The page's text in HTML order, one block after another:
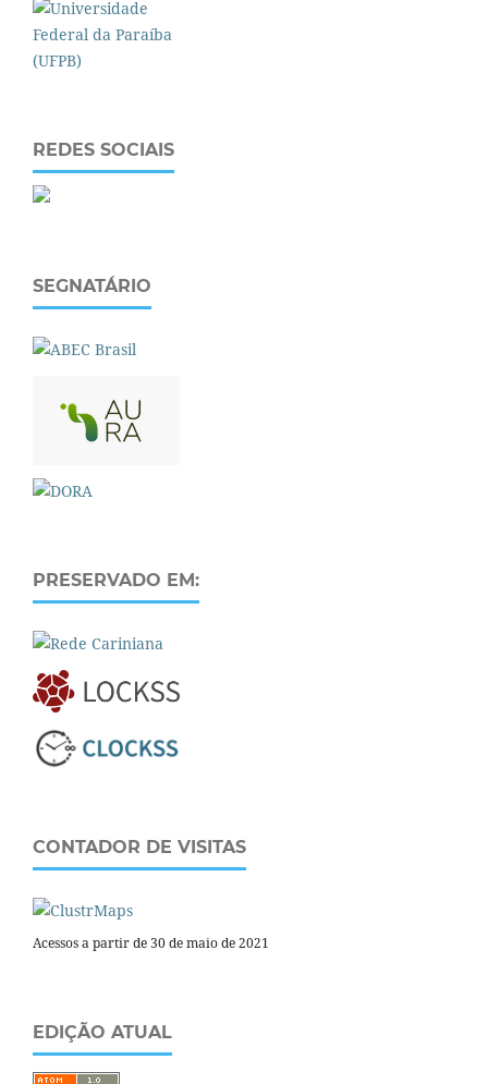
REDES SOCIAIS
SEGNATÁRIO
PRESERVADO EM:
CONTADOR DE VISITAS
Acessos a partir de 30 de maio de 2021
EDIÇÃO ATUAL